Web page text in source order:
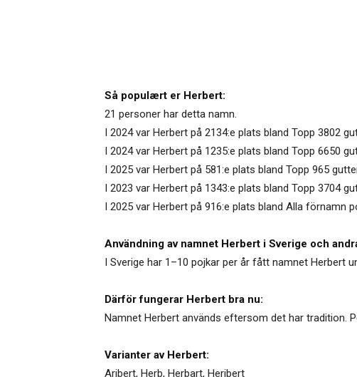
Så populært er Herbert:
21 personer har detta namn.
I 2024 var Herbert på 2134:e plats bland Topp 3802
I 2024 var Herbert på 1235:e plats bland Topp 6650
I 2025 var Herbert på 581:e plats bland Topp 965
I 2023 var Herbert på 1343:e plats bland Topp 3704
I 2025 var Herbert på 916:e plats bland Alla förnamn
Användning av namnet Herbert i Sverige och
I Sverige har 1–10 pojkar per år fått namnet Herbert
Därför fungerar Herbert bra nu:
Namnet Herbert används eftersom det har tradition.
Varianter av Herbert:
Aribert, Herb, Herbart, Heribert